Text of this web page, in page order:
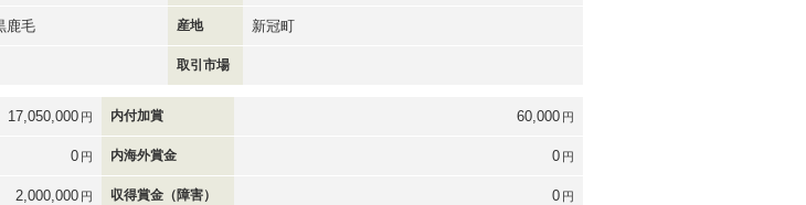
鹿毛 産地 新冠町
取引市場
17,050,000 円 内付加賞 60,000 円
0 円 内海外賞金 0 円
2,000,000 円 収得賞金（障害） 0 円